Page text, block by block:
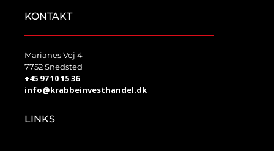
KONTAKT
Marianes Vej 4
7752 Snedsted
+45 97 10 15 36
info@krabbeinvesthandel.dk
LINKS